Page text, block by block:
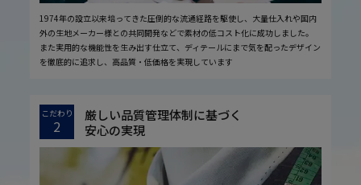
1974年の設立以来培ってきた圧倒的な流通経路を駆使し、大量仕入れや国内
外の生地メーカー様との共同開発などで素材の低コスト化に成功しました。
また実用的な機能性を生み出す仕立て、ディテールにまで気を配ったデザイン
を徹底的に追求し、高品質・低価格を実現しています
こだわり
2
厳しい品質管理体制に基づく
安心の実現